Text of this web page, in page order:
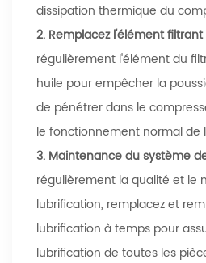
dissipation thermique du
2. Remplacez l'élément filtrant
régulièrement l'élément du
huile pour empêcher la
de pénétrer dans le
le fonctionnement normal de
3. Maintenance du système
régulièrement la qualité et le
lubrification, remplacez et
lubrification à temps pour
lubrification de toutes les